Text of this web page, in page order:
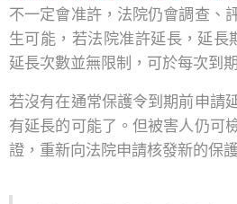
不一定會准許，法院仍會調查、
生可能，若法院准許延長，延長
延長次數並無限制，可於每次到
若沒有在通常保護令到期前申請
有延長的可能了。但被害人仍可
證，重新向法院申請核發新的保